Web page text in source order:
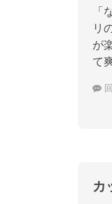
「
リ
が
て
カ